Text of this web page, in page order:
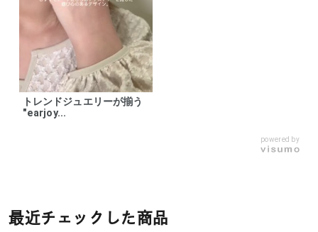
トレンドジュエリーが揃う
"earjoy...
powered by
最近チェックした商品